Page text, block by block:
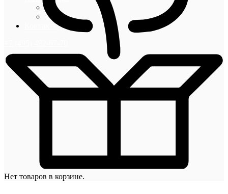
Блог
Новости
Контакты
Нет товаров в корзине.